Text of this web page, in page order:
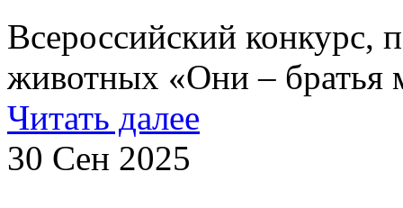
Всероссийский
животных «Они – братья
Читать далее
30 Сен 2025